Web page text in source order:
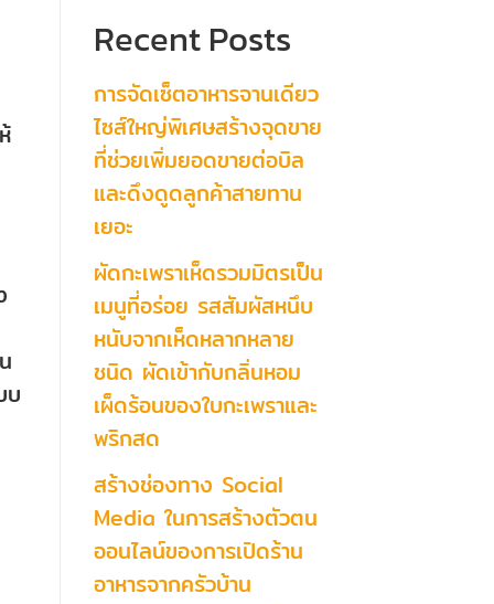
บ
Recent Posts
การจัดเซ็ตอาหารจานเดียว
ไซส์ใหญ่พิเศษสร้างจุดขาย
ที่ช่วยเพิ่มยอดขายต่อบิล
และดึงดูดลูกค้าสายทาน
เยอะ
ผัดกะเพราเห็ดรวมมิตรเป็น
เมนูที่อร่อย รสสัมผัสหนึบ
หนับจากเห็ดหลากหลาย
ชนิด ผัดเข้ากับกลิ่นหอม
เผ็ดร้อนของใบกะเพราและ
พริกสด
สร้างช่องทาง Social
Media ในการสร้างตัวตน
ออนไลน์ของการเปิดร้าน
อาหารจากครัวบ้าน